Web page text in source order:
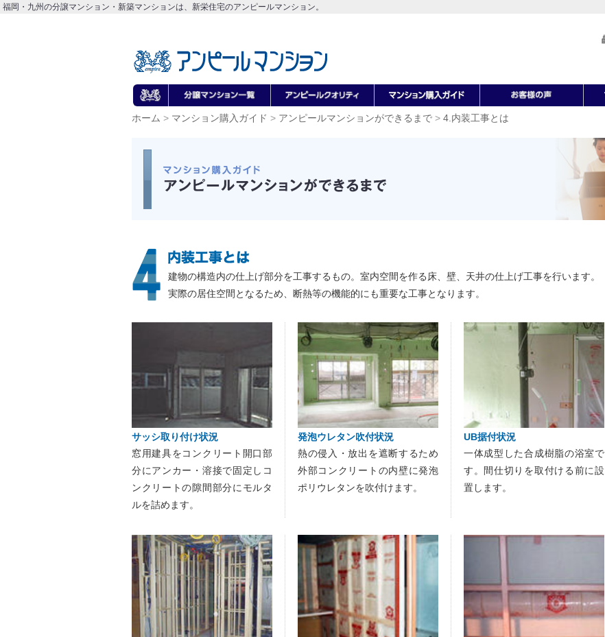
福岡・九州の分譲マンション・新築マンションは、新栄住宅のアンピールマンション。
ホーム > マンション購入ガイド > アンピールマンションができるまで > 4.内装工事とは
建物の構造内の仕上げ部分を工事するもの。室内空間を作る床、壁、天井の仕上げ工事を行います。
実際の居住空間となるため、断熱等の機能的にも重要な工事となります。
サッシ取り付け状況
窓用建具をコンクリート開口部
分にアンカー・溶接で固定しコ
ンクリートの隙間部分にモルタ
ルを詰めます。
発泡ウレタン吹付状況
熱の侵入・放出を遮断するため
外部コンクリートの内壁に発泡
ポリウレタンを吹付けます。
UB据付状況
一体成型した合成樹脂の浴室で
す。間仕切りを取付ける前に設
置します。